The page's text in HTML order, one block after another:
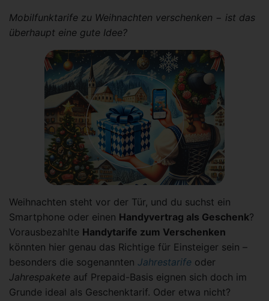
Mobilfunktarife zu Weihnachten verschenken − ist das
überhaupt eine gute Idee?
Weihnachten steht vor der Tür, und du suchst ein
Smartphone oder einen Handyvertrag als Geschenk?
Vorausbezahlte Handytarife zum Verschenken
könnten hier genau das Richtige für Einsteiger sein –
besonders die sogenannten Jahrestarife oder
Jahrespakete auf Prepaid-Basis eignen sich doch im
Grunde ideal als Geschenktarif. Oder etwa nicht?